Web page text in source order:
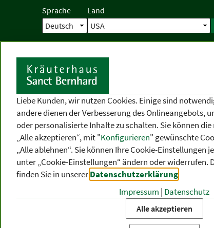
Sprache Land
Startseite
KATEGORIEN
THEMEN-
BEREICHE
Liebe Kunden, wir nutzen Cookies. Einige sind
andere dienen der Verbesserung des Onlineangebots,
oder personalisierte Inhalte zu schalten. Sie können
„Alle akzeptieren“, mit "Konfigurieren" gewünschte
„Alle ablehnen“. Sie können Ihre Cookie-Einstellungen
unter „Cookie-Einstellungen“ ändern oder widerrufen.
finden Sie in unsererDatenschutzerklärung
Impressum | Datenschutz
Alle akzeptieren